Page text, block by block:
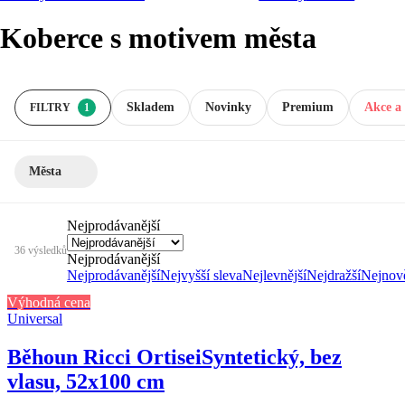
Koberce s motivem města
FILTRY 1 Skladem Akce a
Premium
Novinky
Města
36 výsledků
Nejprodávanější
Nejprodávanější
NejprodávanějšíNejvyšší slevaNejlevnějšíNejdražší
Výhodná cena
Universal
Běhoun Ricci OrtiseiSyntetický, bez
vlasu, 52x100 cm